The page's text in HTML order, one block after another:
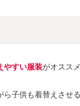
やすい服装がオスス
ら子供も着替えさせ